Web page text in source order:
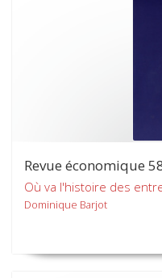
Revue économique
Où va l'histoire des
Dominique Barjot